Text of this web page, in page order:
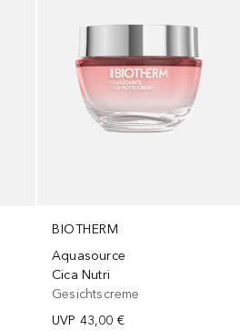
BIOTHERM
Aquasource
Cica Nutri
Gesichtscreme
UVP 43,00 €